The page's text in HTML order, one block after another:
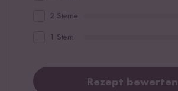
2 Sterne
1 Stern
Rezept bewerten